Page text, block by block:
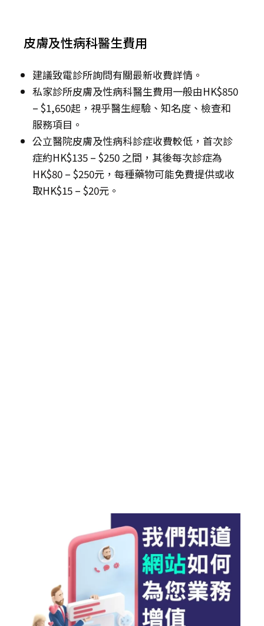
皮膚及性病科醫生費用
建議致電診所詢問有關最新收費詳情。
私家診所皮膚及性病科醫生費用一般由HK$850
– $1,650起，視乎醫生經驗、知名度、檢查和
服務項目。
公立醫院皮膚及性病科診症收費較低，首次診
症約HK$135 – $250 之間，其後每次診症為
HK$80 – $250元，每種藥物可能免費提供或收
取HK$15 – $20元。